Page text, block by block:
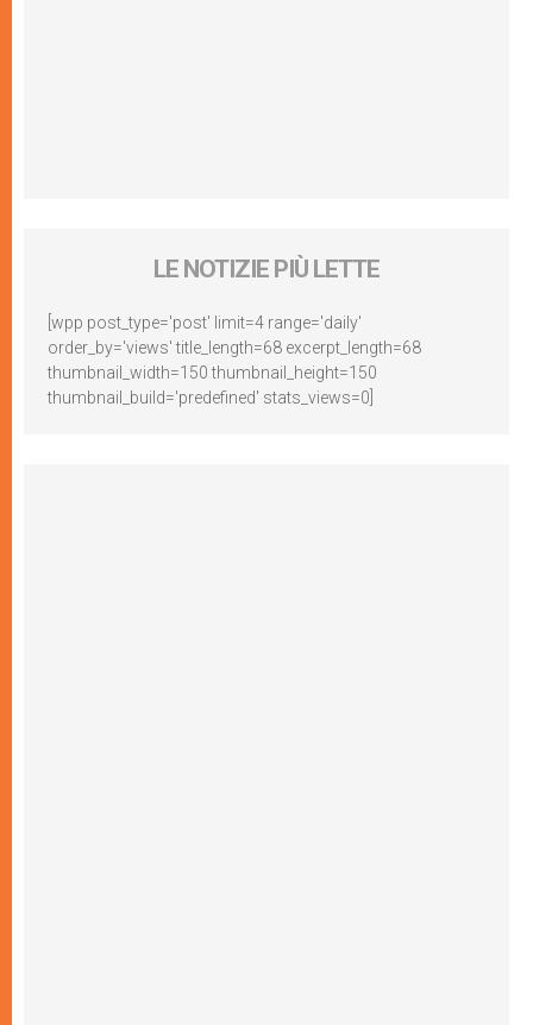
LE NOTIZIE PIÙ LETTE
[wpp post_type='post' limit=4 range='daily'
order_by='views' title_length=68 excerpt_length=68
thumbnail_width=150 thumbnail_height=150
thumbnail_build='predefined' stats_views=0]